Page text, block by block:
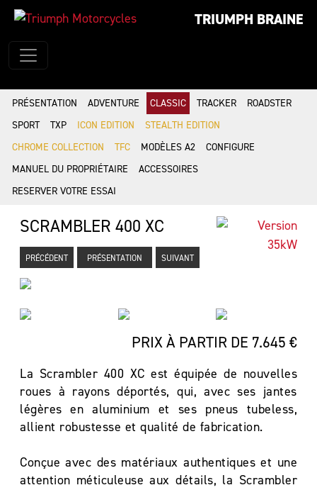
TRIUMPH BRAINE
PRÉSENTATION ADVENTURE CLASSIC TRACKER
ROADSTER
SPORT
TXP ICON EDITION
STEALTH EDITION
CHROME COLLECTION
TFC MODÈLES A2
CONFIGURE
MANUEL DU PROPRIÉTAIRE
ACCESSOIRES
RESERVER VOTRE ESSAI
SCRAMBLER 400 XC
PRÉCÉDENT PRÉSENTATION SUIVANT
PRIX À PARTIR DE 7.645 €
La Scrambler 400 XC est équipée de nouvelles
roues à rayons déportés, qui, avec ses jantes
légères en aluminium et ses pneus tubeless,
allient robustesse et qualité de fabrication.
Conçue avec des matériaux authentiques et une
attention méticuleuse aux détails, la Scrambler